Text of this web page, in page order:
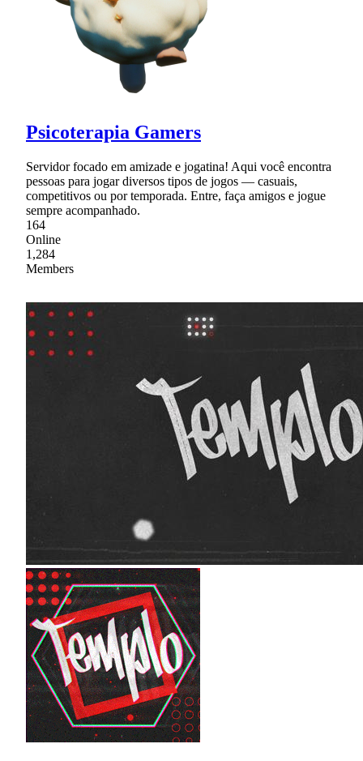
Psicoterapia Gamers
Servidor focado em amizade e jogatina! Aqui você encontra
pessoas para jogar diversos tipos de jogos — casuais,
competitivos ou por temporada. Entre, faça amigos e jogue
sempre acompanhado.
164
Online
1,284
Members